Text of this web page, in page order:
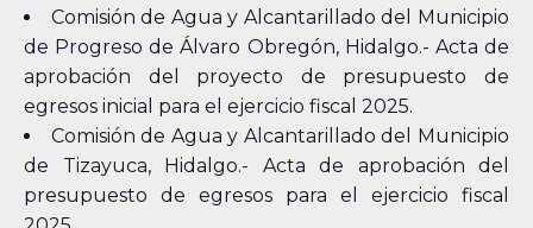
Comisión de Agua y Alcantarillado del Municipio
de Progreso de Álvaro Obregón, Hidalgo.- Acta de
aprobación del proyecto de presupuesto de
egresos inicial para el ejercicio fiscal 2025.
Comisión de Agua y Alcantarillado del Municipio
de Tizayuca, Hidalgo.- Acta de aprobación del
presupuesto de egresos para el ejercicio fiscal